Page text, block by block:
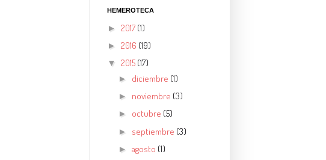
HEMEROTECA
► 2017 (1)
► 2016 (19)
▼ 2015 (17)
► diciembre (1)
► noviembre (3)
► octubre (5)
► septiembre (3)
► agosto (1)